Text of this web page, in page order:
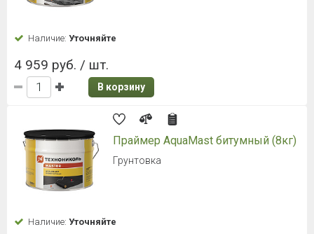
Наличие: Уточняйте
4 959 руб. / шт.
В корзину
Праймер AquaMast битумный (8кг)
Грунтовка
Наличие: Уточняйте